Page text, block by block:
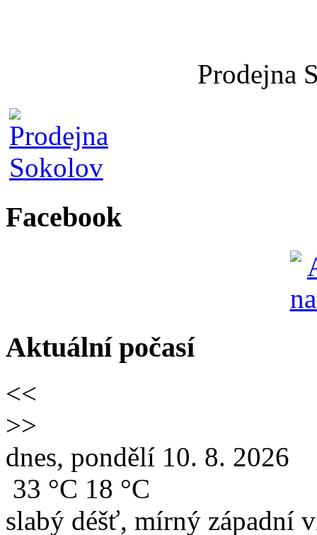
Prodejna
Facebook
Aktuální počasí
<<
>>
dnes, pondělí 10. 8. 2026
33 °C 18 °C
slabý déšť, mírný západní